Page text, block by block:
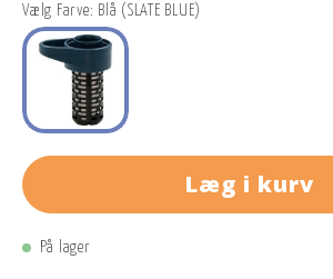
Vælg Farve: Blå (SLATE BLUE)
Læg i kurv
På lager